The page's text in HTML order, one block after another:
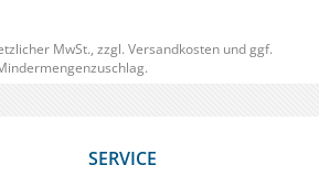
MwSt., zzgl. Versandkosten und ggf.
SERVICE